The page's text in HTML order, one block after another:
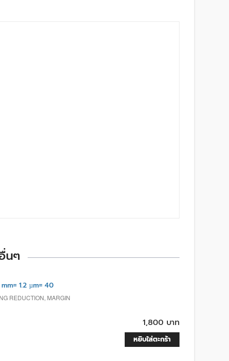
นๆ
1.2 µm= 40
REDUCTION, MARGIN
1,800 บาท
หยิบใส่ตะกร้า